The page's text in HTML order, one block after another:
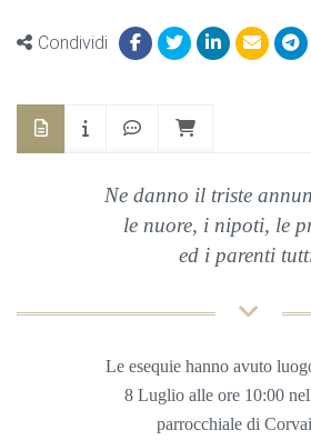
Condividi
Ne danno il triste
le nuore, i nipoti, le
ed i parenti
Le esequie hanno avuto
8 Luglio alle ore 10:00
parrocchiale di